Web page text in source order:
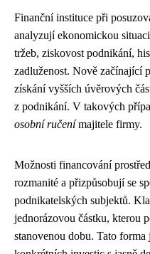
Finanční instituce při
analyzují ekonomickou
tržeb, ziskovost podnikání,
zadluženost. Nově začínající
získání vyšších úvěrových
z podnikání. V takových
osobní ručenímajitele firmy.
Možnosti financování
rozmanité a přizpůsobují se
podnikatelských subjektů.
jednorázovou částku, kterou
stanovenou dobu. Tato